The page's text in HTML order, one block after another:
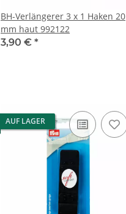
BH-Verlängerer 3 x 1 Haken 20
mm haut 992122
3,90 € *
AUF LAGER